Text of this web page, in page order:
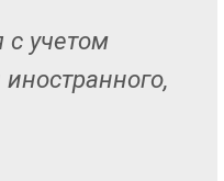
учетом